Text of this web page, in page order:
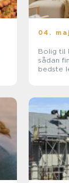
04.
Bolig til
sådan
bedste